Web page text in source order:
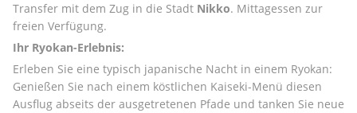
Transfer mit dem Zug in die Stadt Nikko. Mittagessen zur
freien Verfügung.
Ihr Ryokan-Erlebnis:
Erleben Sie eine typisch japanische Nacht in einem Ryokan:
Genießen Sie nach einem köstlichen Kaiseki-Menü diesen
Ausflug abseits der ausgetretenen Pfade und tanken Sie neue